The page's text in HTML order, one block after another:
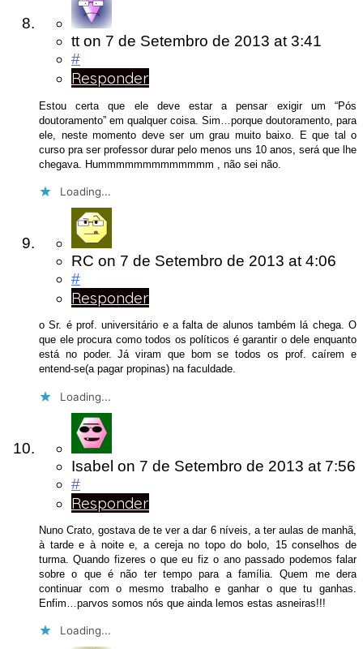
tton 7 de Setembro de 2013 at 3:41
#
Responder
Estou certa que ele deve estar a pensar exigir um “Pós
doutoramento” em qualquer coisa. Sim…porque doutoramento, para
ele, neste momento deve ser um grau muito baixo. E que tal o
curso pra ser professor durar pelo menos uns 10 anos, será que lhe
chegava. Hummmmmmmmmmmmm , não sei não.
Loading...
RC on 7 de Setembro de 2013 at 4:06
#
Responder
o Sr. é prof. universitário e a falta de alunos também lá chega. O
que ele procura como todos os políticos é garantir o dele enquanto
está no poder. Já viram que bom se todos os prof. caírem e
entend-se(a pagar propinas) na faculdade.
Loading...
Isabel on 7 de Setembro de 2013 at 7:56
#
Responder
Nuno Crato, gostava de te ver a dar 6 níveis, a ter aulas de manhã,
à tarde e à noite e, a cereja no topo do bolo, 15 conselhos de
turma. Quando fizeres o que eu fiz o ano passado podemos falar
sobre o que é não ter tempo para a família. Quem me dera
continuar com o mesmo trabalho e ganhar o que tu ganhas.
Enfim…parvos somos nós que ainda lemos estas asneiras!!!
Loading...